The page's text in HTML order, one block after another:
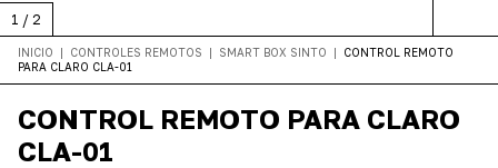
1 / 2
INICIO | CONTROLES REMOTOS | SMART BOX SINTO |
CONTROL REMOTO
PARA CLARO CLA-01
CONTROL REMOTO PARA CLARO
CLA-01